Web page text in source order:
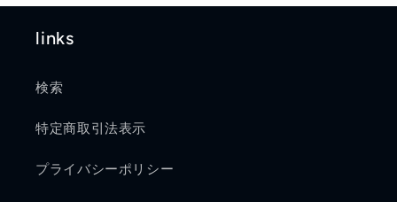
links
検索
特定商取引法表示
プライバシーポリシー